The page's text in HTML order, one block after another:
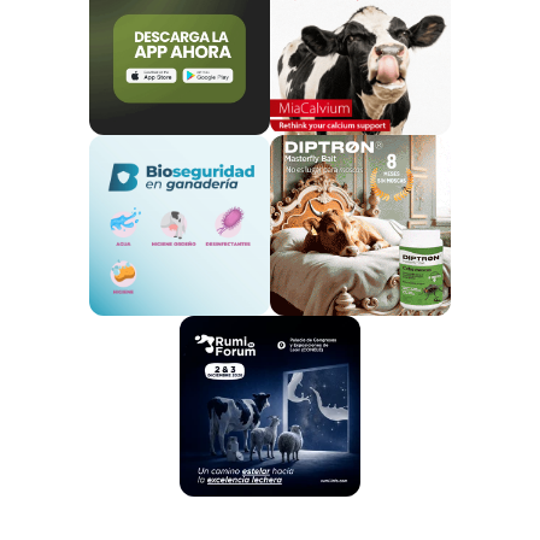
La alimentación de niños y adolescentes ha de incluir
alimentos ricos en proteínas para cubrir las
necesidades nutricionales en estas fases de alto
crecimiento muscular, óseo y cognitivo. Precisamente,
la Sociedad Española de Pediatría Extrahospitalaria y
Atención Primaria (SEPEAP) estima que el momento
adecuado para que los niños empiecen a comer
carne en pequeñas cantidades es a partir de
los seis
meses de edad. Por otra parte, diversos estudios han
mostrado que cuando la carne y sus derivados están
presentes en la dieta, favorecen de forma
significativa el crecimiento, el tono muscular y el
desarrollo cognitivo de los niños.
Asimismo, el consumo de carne y sus derivados
100% saludable para las mujeres embarazadas
La ingesta de nutrientes y las necesidades de